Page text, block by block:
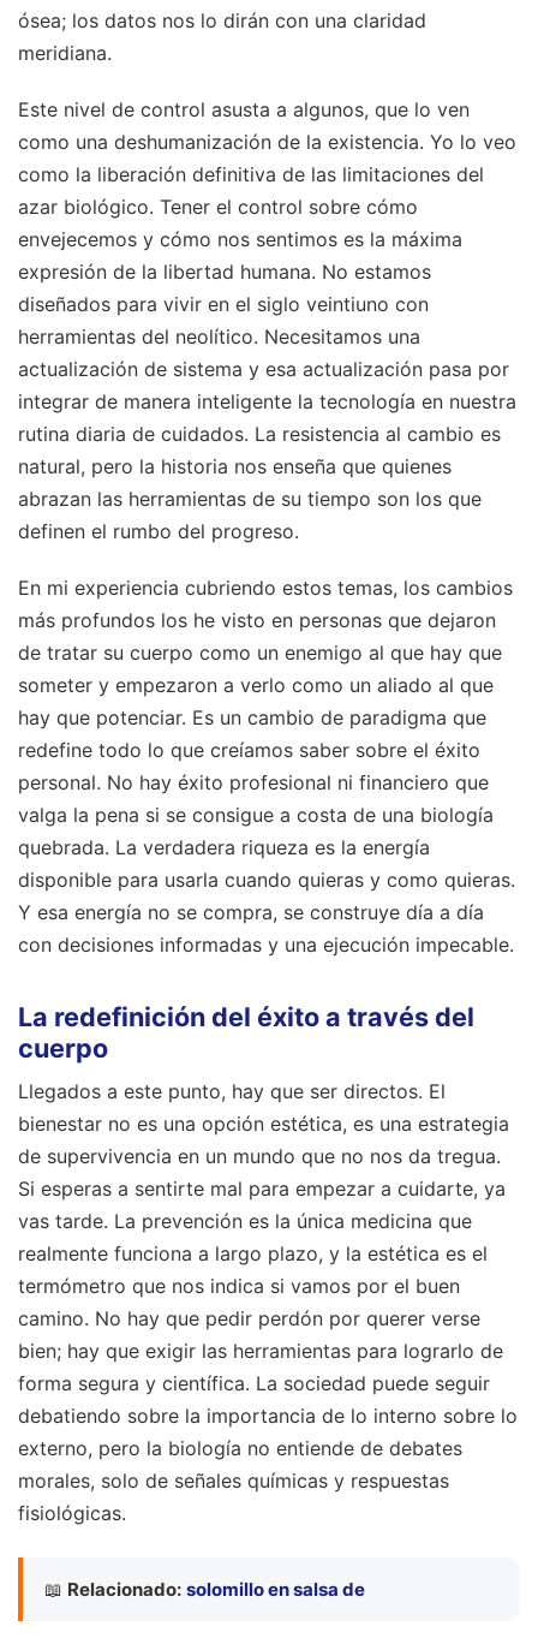
ósea; los datos nos lo dirán con una claridad
meridiana.
Este nivel de control asusta a algunos, que lo ven
como una deshumanización de la existencia. Yo lo veo
como la liberación definitiva de las limitaciones del
azar biológico. Tener el control sobre cómo
envejecemos y cómo nos sentimos es la máxima
expresión de la libertad humana. No estamos
diseñados para vivir en el siglo veintiuno con
herramientas del neolítico. Necesitamos una
actualización de sistema y esa actualización pasa por
integrar de manera inteligente la tecnología en nuestra
rutina diaria de cuidados. La resistencia al cambio es
natural, pero la historia nos enseña que quienes
abrazan las herramientas de su tiempo son los que
definen el rumbo del progreso.
En mi experiencia cubriendo estos temas, los cambios
más profundos los he visto en personas que dejaron
de tratar su cuerpo como un enemigo al que hay que
someter y empezaron a verlo como un aliado al que
hay que potenciar. Es un cambio de paradigma que
redefine todo lo que creíamos saber sobre el éxito
personal. No hay éxito profesional ni financiero que
valga la pena si se consigue a costa de una biología
quebrada. La verdadera riqueza es la energía
disponible para usarla cuando quieras y como quieras.
Y esa energía no se compra, se construye día a día
con decisiones informadas y una ejecución impecable.
La redefinición del éxito a través del
cuerpo
Llegados a este punto, hay que ser directos. El
bienestar no es una opción estética, es una estrategia
de supervivencia en un mundo que no nos da tregua.
Si esperas a sentirte mal para empezar a cuidarte, ya
vas tarde. La prevención es la única medicina que
realmente funciona a largo plazo, y la estética es el
termómetro que nos indica si vamos por el buen
camino. No hay que pedir perdón por querer verse
bien; hay que exigir las herramientas para lograrlo de
forma segura y científica. La sociedad puede seguir
debatiendo sobre la importancia de lo interno sobre lo
externo, pero la biología no entiende de debates
morales, solo de señales químicas y respuestas
fisiológicas.
📖 Relacionado: solomillo en salsa de